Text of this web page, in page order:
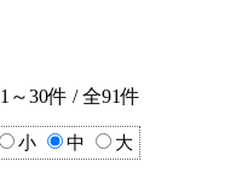
1～30件 / 全91件
小 中 大